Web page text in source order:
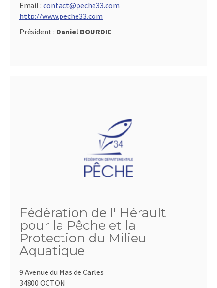
Email : contact@peche33.com
http://www.peche33.com
Président : Daniel BOURDIE
Fédération de l' Hérault
pour la Pêche et la
Protection du Milieu
Aquatique
9 Avenue du Mas de Carles
34800 OCTON